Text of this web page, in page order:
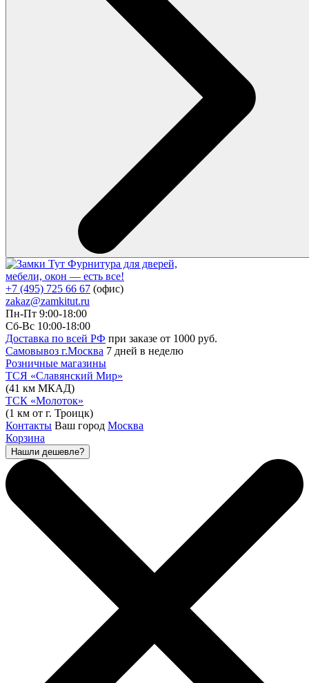
Фурнитура для дверей,
мебели, окон — есть все!
+7 (495) 725 66 67 (офис)
zakaz@zamkitut.ru
Пн-Пт 9:00-18:00
Сб-Вс 10:00-18:00
Доставка по всей РФ при заказе от 1000 руб.
Самовывоз г.Москва 7 дней в неделю
Розничные магазины
ТСЯ «Славянский Мир»
(41 км МКАД)
ТСК «Молоток»
(1 км от г. Троицк)
Контакты Ваш город Москва
Корзина
Нашли дешевле?